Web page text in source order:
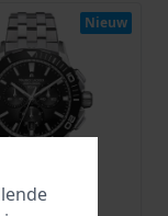
Nieuw